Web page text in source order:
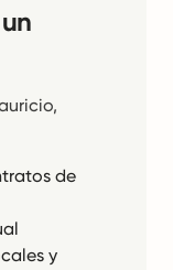
de
y